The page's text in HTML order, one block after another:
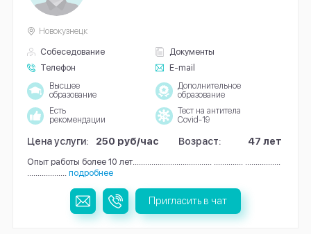
Собеседование
Документы
Телефон
E-mail
Новокузнецк
Высшее
образование
Дополнительное
образование
Есть
рекомендации
Тест на антитела
Covid-19
Цена услуги: 250 руб/час Возраст: 47 лет
Опыт работы более 10 лет...................................... .............. .................
подробнее
Пригласить в чат